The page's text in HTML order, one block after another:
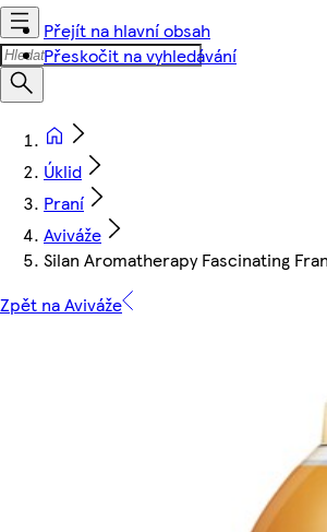
Přejít na hlavní obsah
Přeskočit na vyhledávání
Úklid
Praní
Aviváže
Silan Aromatherapy Fascinating
Zpět na Aviváže